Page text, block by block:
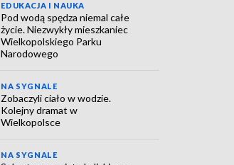
EDUKACJA I NAUKA
Pod wodą spędza niemal całe
życie. Niezwykły mieszkaniec
Wielkopolskiego Parku
Narodowego
NA SYGNALE
Zobaczyli ciało w wodzie.
Kolejny dramat w
Wielkopolsce
NA SYGNALE